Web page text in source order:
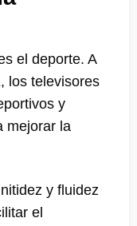
el deporte. A
, los televisores
y
mejorar la
y fluidez
el